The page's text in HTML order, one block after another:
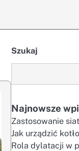
Szukaj
Najnowsze
Zastosowanie
Jak urządzić
Rola dylatacji w